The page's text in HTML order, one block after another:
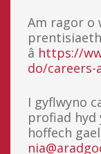
Am ragor o
â https://
do/
I gyflwyno
profiad hyd
hoffech